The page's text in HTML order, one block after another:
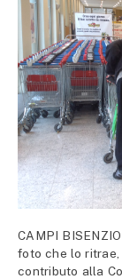
CAMPI
foto che lo ritrae,
contributo alla